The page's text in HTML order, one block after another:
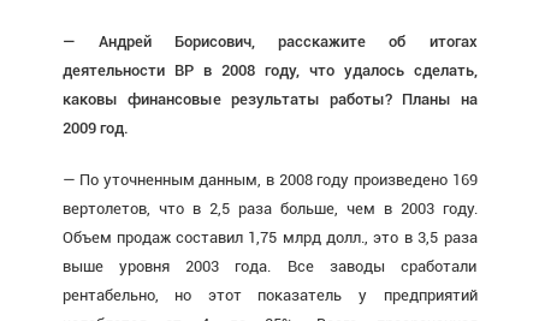
— Андрей Борисович, расскажите об итогах
деятельности ВР в 2008 году, что удалось сделать,
каковы финансовые результаты работы? Планы на
2009 год.
— По уточненным данным, в 2008 году произведено 169
вертолетов, что в 2,5 раза больше, чем в 2003 году.
Объем продаж составил 1,75 млрд долл., это в 3,5 раза
выше уровня 2003 года. Все заводы сработали
рентабельно, но этот показатель у предприятий